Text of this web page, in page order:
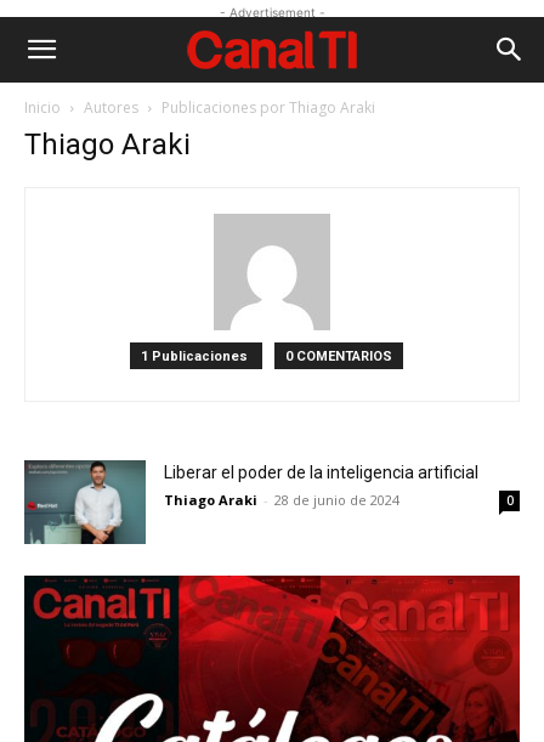
- Advertisement -
Inicio Autores Publicaciones por Thiago Araki
Thiago Araki
1 Publicaciones 0 COMENTARIOS
Liberar el poder de la inteligencia artificial
Thiago Araki - 28 de junio de 2024 0